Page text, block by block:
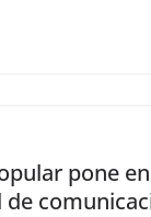
pone
de